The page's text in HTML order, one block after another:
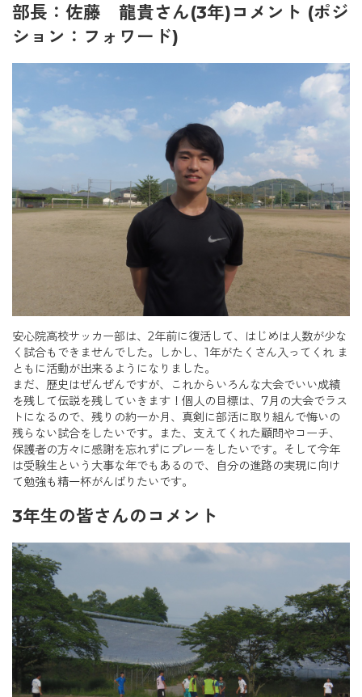
部長：佐藤 龍貴さん(3年)コメント (ポジ
ション：フォワード)
安心院高校サッカー部は、2年前に復活して、はじめは人数が少な
く試合もできませんでした。しかし、1年がたくさん入ってくれ ま
ともに活動が出来るようになりました。
まだ、歴史はぜんぜんですが、これからいろんな大会でいい成績
を残して伝説を残していきます！個人の目標は、7月の大会でラス
トになるので、残りの約一か月、真剣に部活に取り組んで悔いの
残らない試合をしたいです。また、支えてくれた顧問やコーチ、
保護者の方々に感謝を忘れずにプレーをしたいです。そして今年
は受験生という大事な年でもあるので、自分の進路の実現に向け
て勉強も精一杯がんばりたいです。
3年生の皆さんのコメント